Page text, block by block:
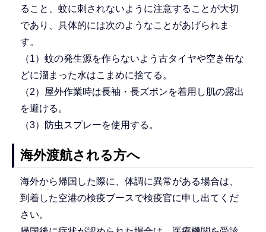
ること、蚊に刺されないように注意することが大切
であり、具体的には次のようなことがあげられま
す。
（1）蚊の発生源を作らないよう古タイヤや空き缶な
どに溜まった水はこまめに捨てる。
（2）屋外作業時は長袖・長ズボンを着用し肌の露出
を避ける。
（3）防虫スプレーを使用する。
海外渡航される方へ
海外から帰国した際に、体調に異常がある場合は、
到着した空港の検疫ブースで検疫官に申し出てくだ
さい。